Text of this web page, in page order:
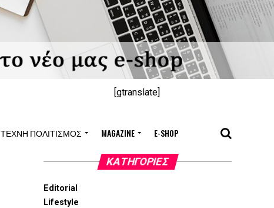
[gtranslate]
ΤΈΧΝΗ ΠΟΛΙΤΙΣΜΌΣ MAGAZINE E-SHOP
KΑΤΗΓΟΡΊΕΣ
Editorial
Lifestyle